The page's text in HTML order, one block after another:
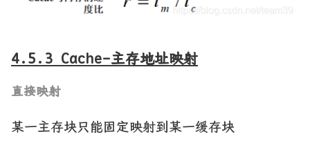
4.5.3 Cache-主存地址映射
直接映射
某一主存块只能固定映射到某一缓存块